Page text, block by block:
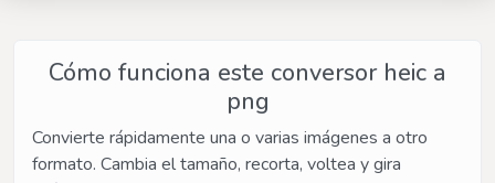
Cómo funciona este conversor heic a
png
Convierte rápidamente una o varias imágenes a otro
formato. Cambia el tamaño, recorta, voltea y gira